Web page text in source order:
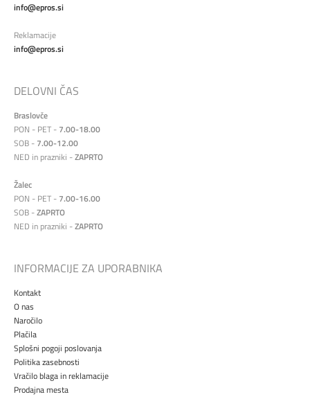
info@epros.si
Reklamacije
info@epros.si
DELOVNI ČAS
Braslovče
PON - PET - 7.00-18.00
SOB - 7.00-12.00
NED in prazniki -ZAPRTO
Žalec
PON - PET - 7.00-16.00
SOB -ZAPRTO
NED in prazniki -ZAPRTO
INFORMACIJE ZA UPORABNIKA
Kontakt
O nas
Naročilo
Plačila
Splošni pogoji poslovanja
Politika zasebnosti
Vračilo blaga in reklamacije
Prodajna mesta